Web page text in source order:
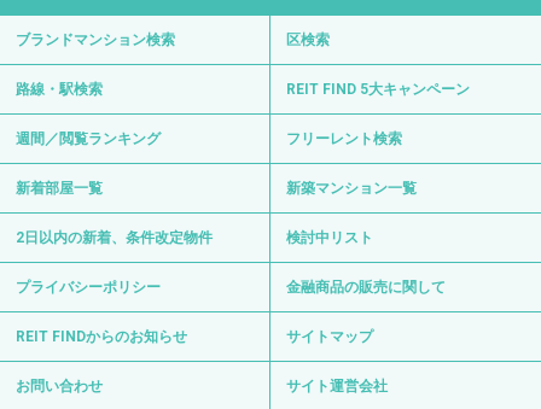
ブランドマンション検索 区検索
路線・駅検索 REIT FIND 5大キャンペーン
週間／閲覧ランキング フリーレント検索
新着部屋一覧 新築マンション一覧
2日以内の新着、条件改定物件 検討中リスト
プライバシーポリシー 金融商品の販売に関して
REIT FINDからのお知らせ サイトマップ
お問い合わせ サイト運営会社